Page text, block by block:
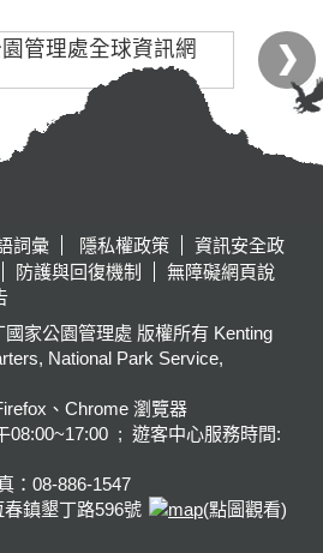
詞彙 隱私權政策
資訊安全政
防護與回復機制
無障礙網頁說
家公園管理處 版權所有 Kenting
National Park Service,
、Chrome 瀏覽器
08:00~17:00 ; 遊客中心服務時間:
：08-886-1547
春鎮墾丁路596號
(點圖觀看)